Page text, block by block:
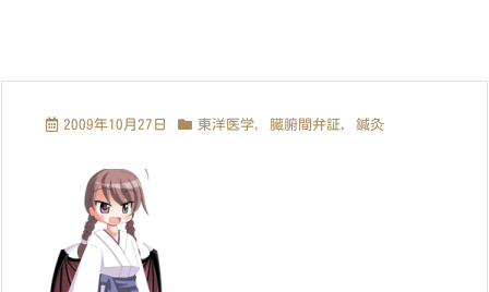
2009年10月27日 東洋医学, 臓腑間弁証, 鍼灸